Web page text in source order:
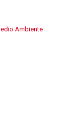
Ambiente